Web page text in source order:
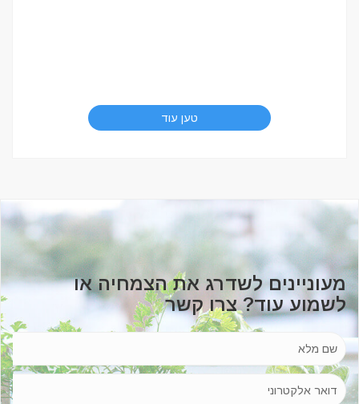
טען עוד
מעוניינים לשדרג את הצמחיה או
לשמוע עוד? צרו קשר